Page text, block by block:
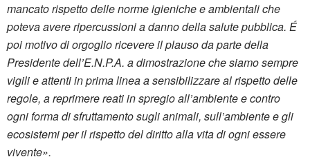
mancato rispetto delle norme igieniche e ambientali che
poteva avere ripercussioni a danno della salute pubblica. É
poi motivo di orgoglio ricevere il plauso da parte della
Presidente dell’E.N.P.A. a dimostrazione che siamo sempre
vigili e attenti in prima linea a sensibilizzare al rispetto delle
regole, a reprimere reati in spregio all’ambiente e contro
ogni forma di sfruttamento sugli animali, sull’ambiente e gli
ecosistemi per il rispetto del diritto alla vita di ogni essere
vivente».